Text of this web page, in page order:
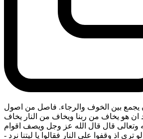
يجمع بين الخوف والرجاء. فاصل من اصول
ان هو يخاف من ربنا ويخاف من النار يخاف
وتعالى قال قال الله عز وجل ويصف اقوام
ترى اذ وقفوا على النار فقالوا يا ليتنا نرد -